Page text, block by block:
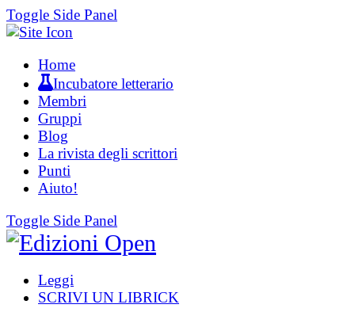
Toggle Side Panel
Home
Incubatore letterario
Membri
Gruppi
Blog
La rivista degli scrittori
Punti
Aiuto!
Toggle Side Panel
Leggi
SCRIVI UN LIBRICK